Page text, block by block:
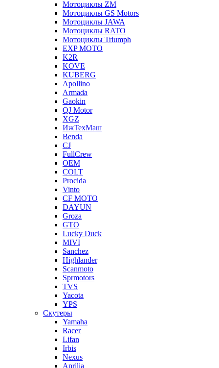
Мотоциклы ZM
Мотоциклы GS Motors
Мотоциклы JAWA
Мотоциклы RATO
Мотоциклы Triumph
EXP MOTO
K2R
KOVE
KUBERG
Apollino
Armada
Gaokin
QJ Motor
XGZ
ИжТехМаш
Benda
CJ
FullCrew
OEM
COLT
Procida
Vinto
CF MOTO
DAYUN
Groza
GTO
Lucky Duck
MIVI
Sanchez
Highlander
Scanmoto
Sprmotors
TVS
Yacota
YPS
Скутеры
Yamaha
Racer
Lifan
Irbis
Nexus
Aprilia